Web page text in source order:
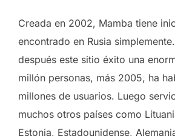
Creada en 2002, Mamba tiene
encontrado en Rusia
después este sitio éxito una
millón personas, más 2005, ha
millones de usuarios. Luego
muchos otros países como
Estonia, Estadounidense,